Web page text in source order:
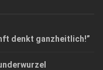
denkt ganzheitlich!”